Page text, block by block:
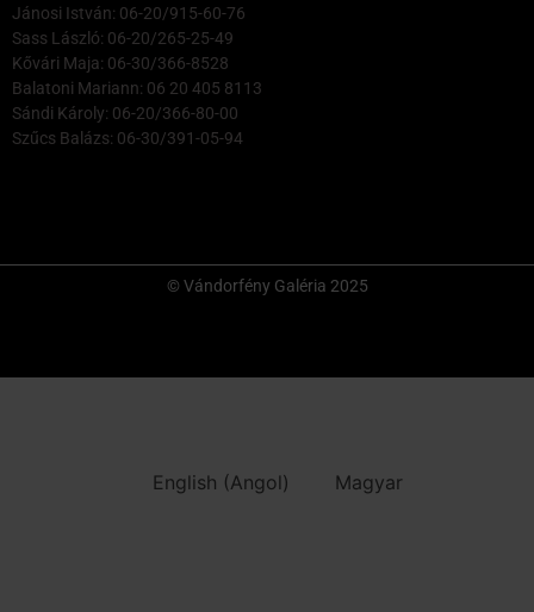
Jánosi István: 06-20/915-60-76
Sass László: 06-20/265-25-49
Kővári Maja: 06-30/366-8528
Balatoni Mariann: 06 20 405 8113
Sándi Károly: 06-20/366-80-00
Szűcs Balázs: 06-30/391-05-94
© Vándorfény Galéria 2025
English (Angol) Magyar